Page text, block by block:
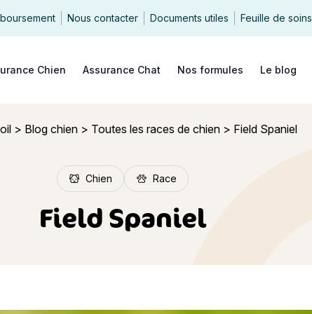
Nous contacter Documents utiles Feuille de soins
Chien Assurance Chat Nos formules Le blog
> Blog chien > Toutes les races de chien > Field Spaniel
Chien Race
Field Spaniel